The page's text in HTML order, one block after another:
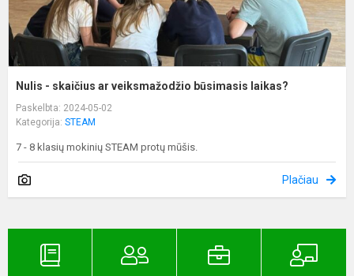
Nulis - skaičius ar veiksmažodžio būsimasis laikas?
Paskelbta: 2024-05-02
Kategorija: STEAM
7 - 8 klasių mokinių STEAM protų mūšis.
Plačiau